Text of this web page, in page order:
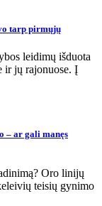
tarp pirmųjų
leidimų išduota
ir jų rajonuose. Į
– ar gali manęs
Oro linijų
teisių gynimo